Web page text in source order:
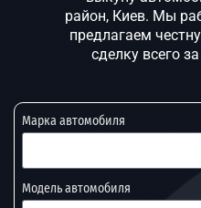
район, Киев. Мы
предлагаем
сделку всего
Марка автомобиля
Модель автомобиля